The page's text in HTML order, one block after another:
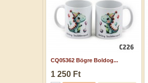
CQ05362 Bögre Boldog...
1 250 Ft